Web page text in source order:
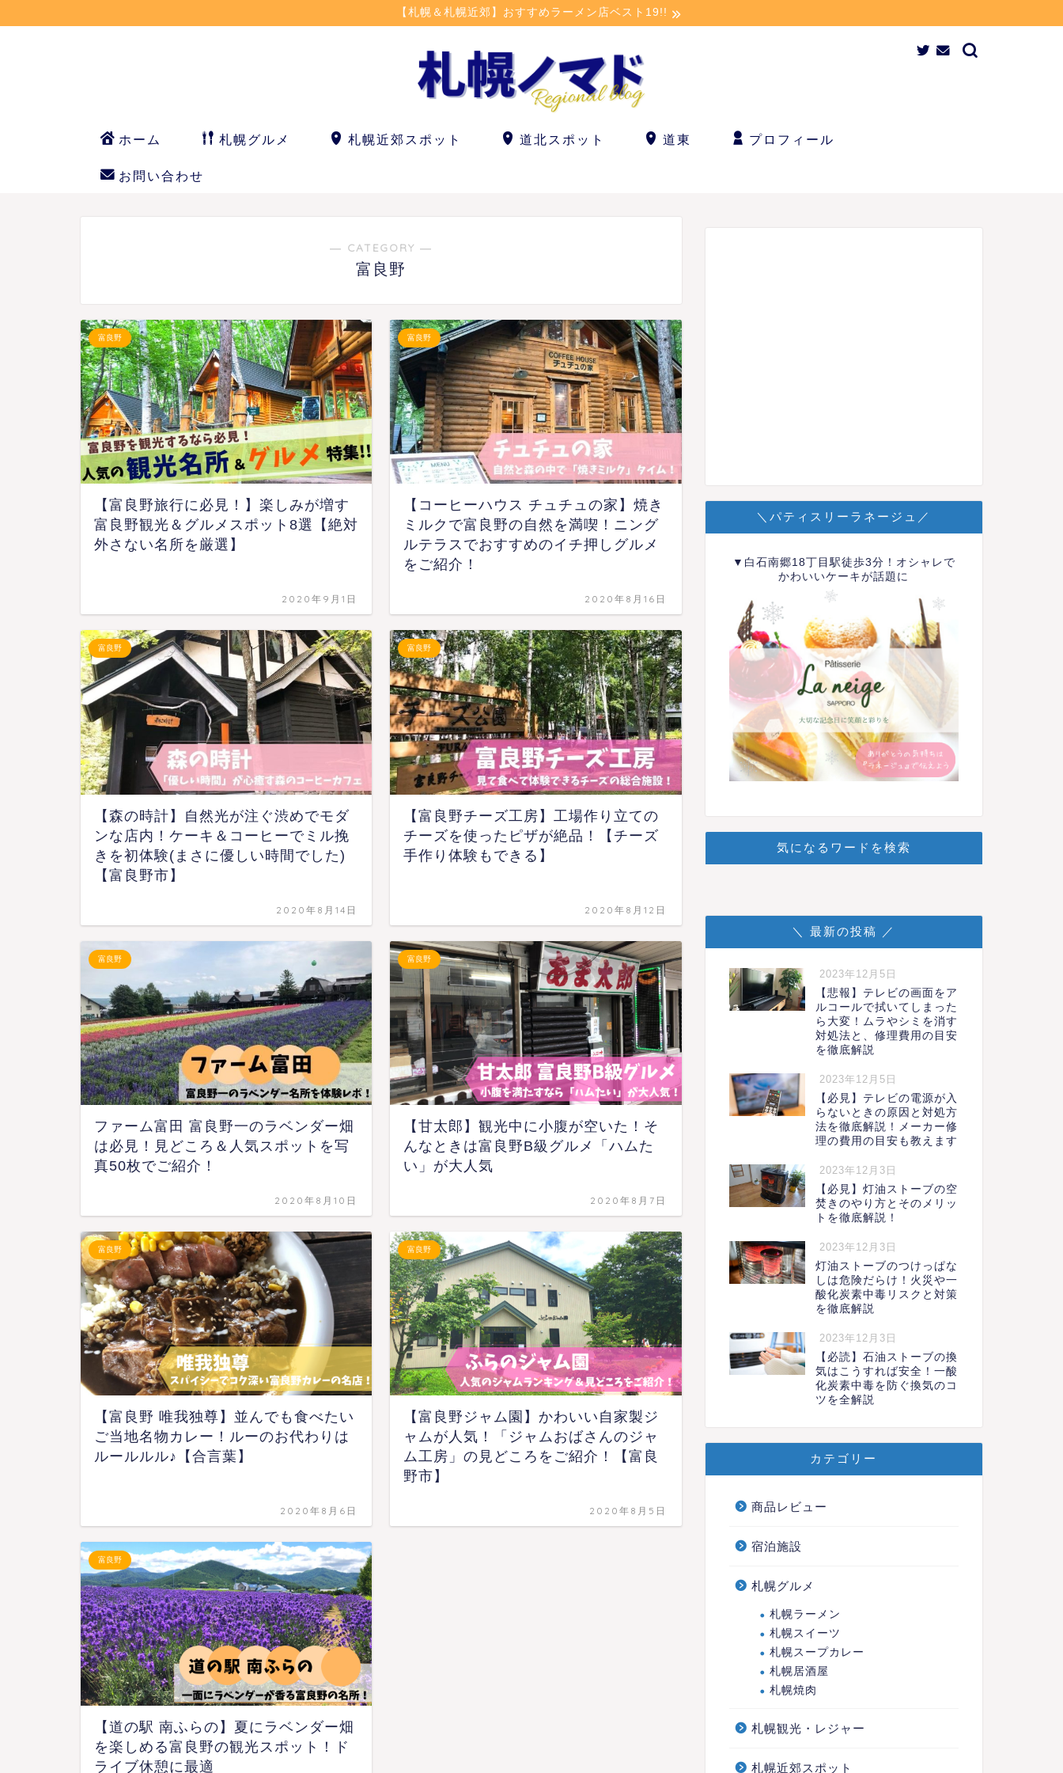
【札幌＆札幌近郊】おすすめラーメン店ベスト19!!
ホーム 札幌グルメ 札幌近郊スポット 道北スポット 道東 プロフィール
お問い合わせ
― CATEGORY ―
富良野
富良野
【富良野旅行に必見！】楽しみが増す
富良野観光＆グルメスポット8選【絶対
外さない名所を厳選】
2020年9月1日
富良野
【コーヒーハウス チュチュの家】焼き
ミルクで富良野の自然を満喫！ニング
ルテラスでおすすめのイチ押しグルメ
をご紹介！
2020年8月16日
富良野
【森の時計】自然光が注ぐ渋めでモダ
ンな店内！ケーキ＆コーヒーでミル挽
きを初体験(まさに優しい時間でした)
【富良野市】
2020年8月14日
富良野
【富良野チーズ工房】工場作り立ての
チーズを使ったピザが絶品！【チーズ
手作り体験もできる】
2020年8月12日
富良野
ファーム富田 富良野一のラベンダー畑
は必見！見どころ＆人気スポットを写
真50枚でご紹介！
2020年8月10日
富良野
【甘太郎】観光中に小腹が空いた！そ
んなときは富良野B級グルメ「ハムた
い」が大人気
2020年8月7日
富良野
【富良野 唯我独尊】並んでも食べたい
ご当地名物カレー！ルーのお代わりは
ルールルル♪【合言葉】
2020年8月6日
富良野
【富良野ジャム園】かわいい自家製ジ
ャムが人気！「ジャムおばさんのジャ
ム工房」の見どころをご紹介！【富良
野市】
2020年8月5日
富良野
【道の駅 南ふらの】夏にラベンダー畑
を楽しめる富良野の観光スポット！ド
ライブ休憩に最適
＼パティスリーラネージュ／
▼白石南郷18丁目駅徒歩3分！オシャレで
かわいいケーキが話題に
気になるワードを検索
＼ 最新の投稿 ／
2023年12月5日
【悲報】テレビの画面をア
ルコールで拭いてしまった
ら大変！ムラやシミを消す
対処法と、修理費用の目安
を徹底解説
2023年12月5日
【必見】テレビの電源が入
らないときの原因と対処方
法を徹底解説！メーカー修
理の費用の目安も教えます
2023年12月3日
【必見】灯油ストーブの空
焚きのやり方とそのメリッ
トを徹底解説！
2023年12月3日
灯油ストーブのつけっぱな
しは危険だらけ！火災や一
酸化炭素中毒リスクと対策
を徹底解説
2023年12月3日
【必読】石油ストーブの換
気はこうすれば安全！一酸
化炭素中毒を防ぐ換気のコ
ツを全解説
カテゴリー
商品レビュー
宿泊施設
札幌グルメ
札幌ラーメン
札幌スイーツ
札幌スープカレー
札幌居酒屋
札幌焼肉
札幌観光・レジャー
札幌近郊スポット